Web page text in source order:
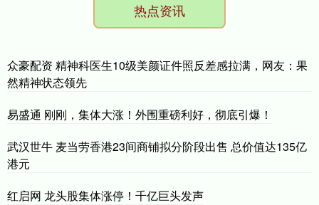
热点资讯
众豪配资 精神科医生10级美颜证件照反差感拉满，网友：果
然精神状态领先
易盛通 刚刚，集体大涨！外围重磅利好，彻底引爆！
武汉世牛 麦当劳香港23间商铺拟分阶段出售 总价值达135亿
港元
红启网 龙头股集体涨停！千亿巨头发声